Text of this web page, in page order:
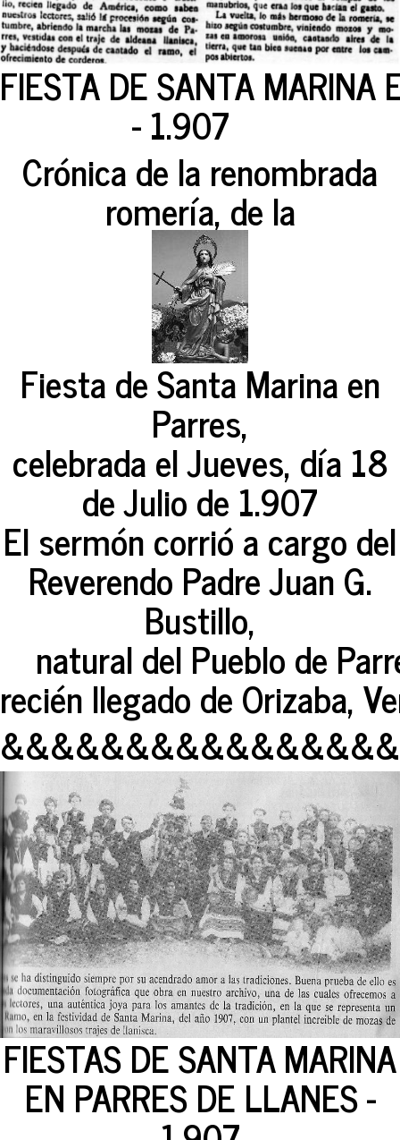
FIESTA DE SANTA MARINA
- 1.907
Crónica de la renombrada
romería, de la
Fiesta de Santa Marina en
Parres,
celebrada el Jueves, día 18
de Julio de 1.907
El sermón corrió a cargo del
Reverendo Padre Juan G.
Bustillo,
natural del Pueblo de
recién llegado de Orizaba,
FIESTAS DE SANTA MARINA
EN PARRES DE LLANES -